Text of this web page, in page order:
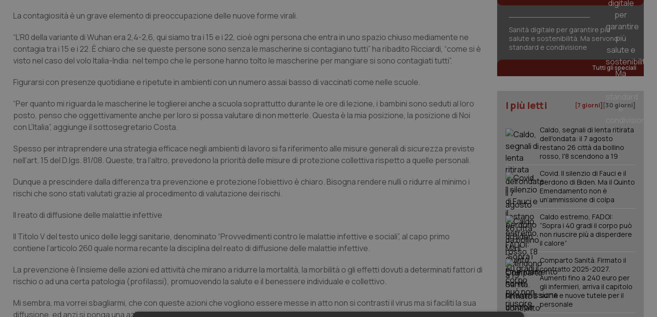
La contagiosità è un grave elemento di preoccupazione delle nuove forme virali.
“L’R0 della variante di Wuhan era 2,4-2,6, qui siamo tra i 15 e i 22, cioè ogni persona che entra in uno spazio chiuso mediamente ne
contagia tra i 15 e i 22. È chiaro che se queste persone sono senza le mascherine si contagiano tutti” ha ribadito Ricciardi, “come si è
visto nel caso del volo Italia-India: nel tempo che le persone hanno tolto le mascherine per mangiare si sono contagiati tutti”.
Figurarsi con presenze quotidiane e ripetute in ambienti con un numero assai basso di vaccinati come nelle scuole.
“Per quanto mi riguarda le mascherine le toglierei anche a scuola soprattutto durante le ore di lezione, i bambini sono seduti al loro
posto, penso che oggettivamente anche per loro si possa valutare di non metterle. Questa è la mia posizione, la posizione di Noi
con L’Italia”, aggiunge il sottosegretario Costa.
Spesso per intraprendere una strategia efficace negli ambienti di lavoro si fa riferimento alle misure generali di sicurezza previste
nell’art. 15 del D.lgs. 81/08. Queste, tra l’altro, prevedono la priorità delle misure di protezione collettiva rispetto a quelle personali.
Dunque a prescindere dalla differenza tra prevenzione e protezione l’obiettivo è chiaro. Bisogna rendere nulli o ridurre al minimo i
rischi che sono stati valutati grazie al procedimento di valutazione dei rischi.
Il reato di diffusione delle malattie infettive
Il Titolo V del testo unico delle leggi sanitarie, denominato “Provvedimenti contro le malattie infettive e sociali”, al capo primo
contiene l’articolo 260 quale norma recante la disciplina del reato di diffusione delle malattie infettive.
La prevenzione è l’insieme delle azioni ed attività che mirano a ridurre la mortalità, la morbilità o gli effetti dovuti a determinati fattori di
rischio o ad una certa patologia (profilassi), promuovendo la salute e il benessere individuale e collettivo.
Mi sembra, ma vorrei sbagliarmi, che con queste azioni che vogliono essere messe in atto non si contrasti il virus ma si faciliti la sua
diffusione, ed anzi si ponga una azione di contrasto a qualsiasi valutazione di azioni di mitigazione del rischio.
Sanità digitale per garantire più
salute e sostenibilità. Ma servono
standard e condivisione
Tutti gli speciali
I più letti [7 giorni] [30 giorni]
Caldo, segnali di lenta ritirata
dell'ondata: il 7 agosto
restano 26 città da bollino
rosso, l'8 scendono a 19
Covid. Il silenzio di Fauci e il
perdono di Biden. Ma il Quinto
Emendamento non è
un’ammissione di colpa
Caldo estremo, FADOI:
“Sopra i 40 gradi il corpo può
non riuscire più a disperdere
il calore”
Comparto Sanità. Firmato il
contratto 2025-2027.
Aumenti fino a 240 euro per
gli infermieri, arriva il capitolo
sull'IA e nuove tutele per il
personale